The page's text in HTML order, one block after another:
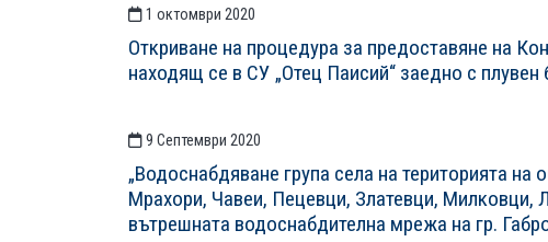
1 октомври 2020
Откриване на процедура за предоставяне на
находящ се в СУ „Отец Паисий“ заедно с
9 Септември 2020
„Водоснабдяване група села на територията
Мрахори, Чавеи, Пецевци, Златевци, Милковци,
вътрешната водоснабдителна мрежа на гр.